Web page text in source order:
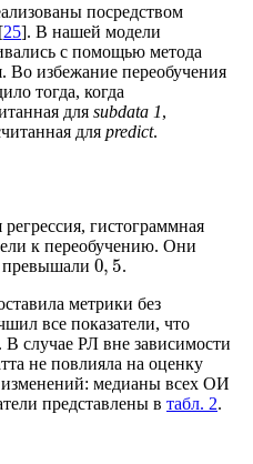
посредством
[25]. В нашей модели
с помощью метода
Во избежание переобучения
тогда, когда
для subdata 1,
для predict.
гистограммная
к переобучению. Они
превышали 0, 5.
метрики без
все показатели, что
. В случае РЛ вне зависимости
не повлияла на оценку
медианы всех ОИ
представлены в табл. 2.